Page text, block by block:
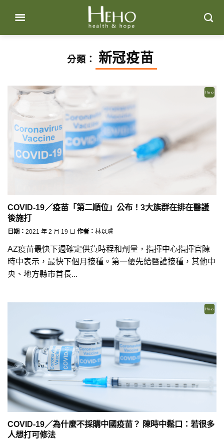
content
分類： 新冠疫苗
COVID-19／疫苗「第二順位」公布！3大族群在排在醫護
後施打
日期： 2021 年 2 月 19 日 作者： 林以璿
AZ疫苗最快下週確定供貨時程和劑量，指揮中心指揮官陳
時中表示，最快下個月接種。第一優先給醫護接種，其他中
央、地方縣市首長...
COVID-19／為什麼不採購中國疫苗？ 陳時中鬆口：若很多
人想打可修法